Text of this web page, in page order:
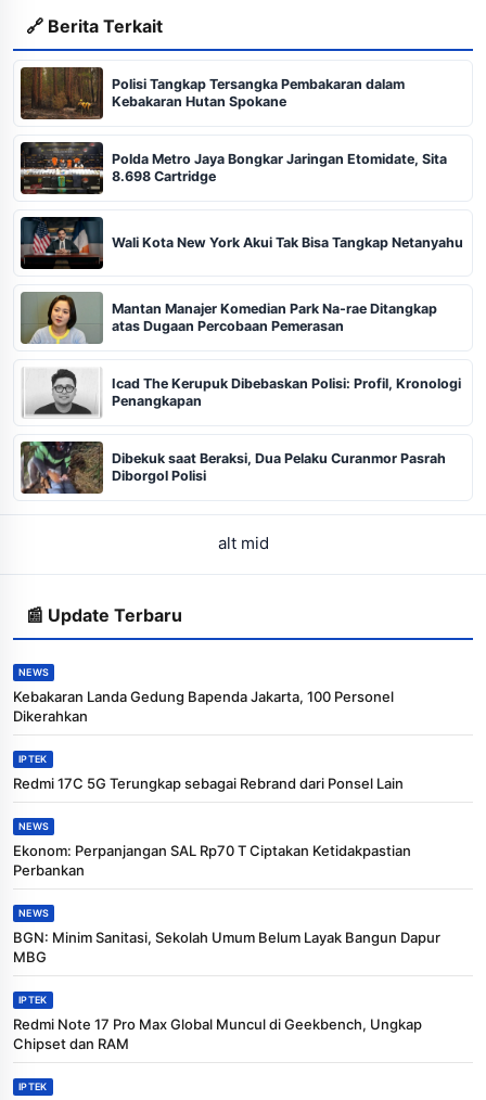
🔗 Berita Terkait
Polisi Tangkap Tersangka Pembakaran dalam
Kebakaran Hutan Spokane
Polda Metro Jaya Bongkar Jaringan Etomidate, Sita
8.698 Cartridge
Wali Kota New York Akui Tak Bisa Tangkap Netanyahu
Mantan Manajer Komedian Park Na-rae Ditangkap
atas Dugaan Percobaan Pemerasan
Icad The Kerupuk Dibebaskan Polisi: Profil, Kronologi
Penangkapan
Dibekuk saat Beraksi, Dua Pelaku Curanmor Pasrah
Diborgol Polisi
alt mid
📰 Update Terbaru
NEWS
Kebakaran Landa Gedung Bapenda Jakarta, 100 Personel
Dikerahkan
IPTEK
Redmi 17C 5G Terungkap sebagai Rebrand dari Ponsel Lain
NEWS
Ekonom: Perpanjangan SAL Rp70 T Ciptakan Ketidakpastian
Perbankan
NEWS
BGN: Minim Sanitasi, Sekolah Umum Belum Layak Bangun Dapur
MBG
IPTEK
Redmi Note 17 Pro Max Global Muncul di Geekbench, Ungkap
Chipset dan RAM
IPTEK